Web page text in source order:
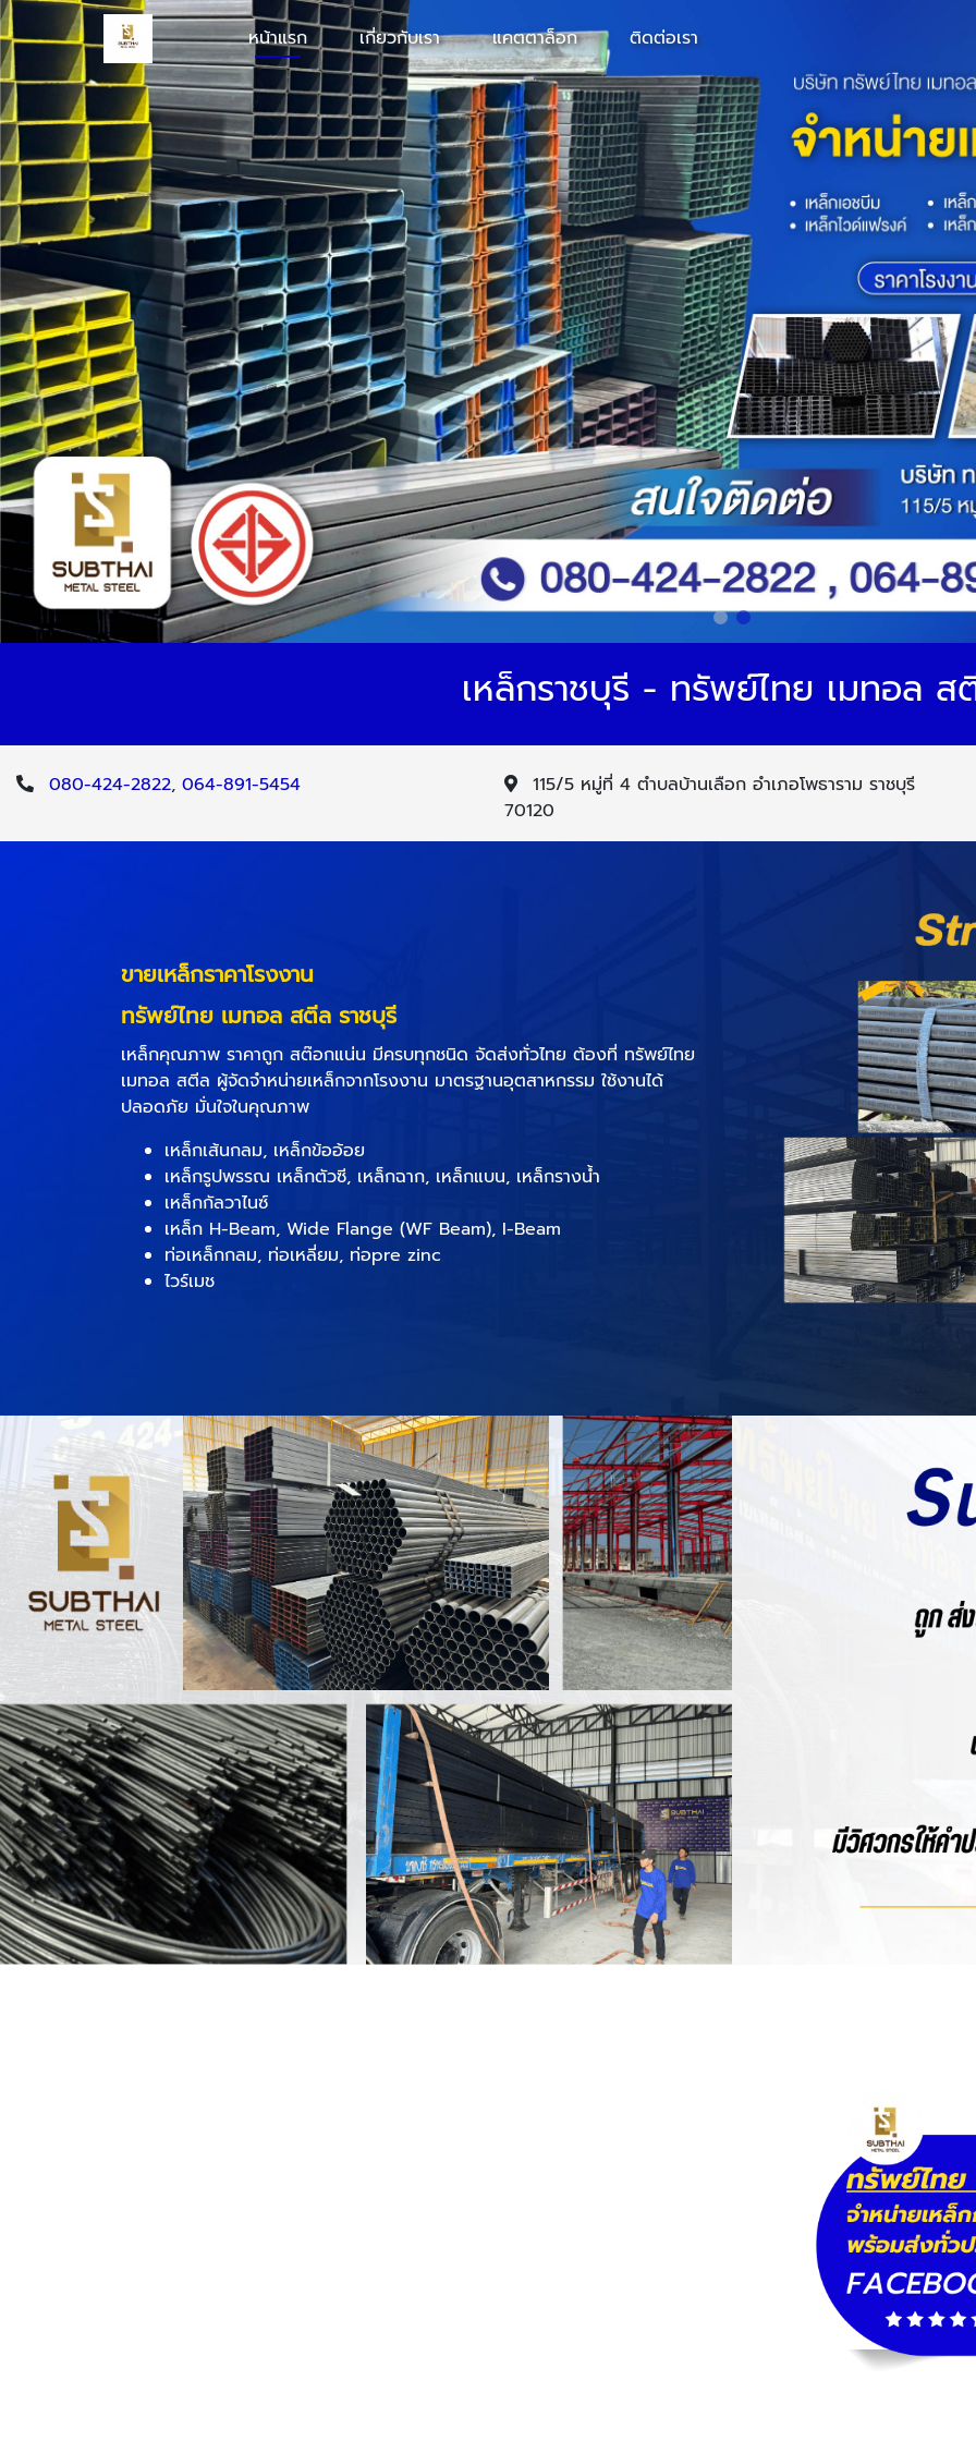
หน้าแรก เกี่ยวกับเรา แคตตาล็อก ติดต่อเรา
เหล็กราชบุรี - ทรัพย์ไทย เมทอล ส
080-424-2822, 064-891-5454
115/5 หมู่ที่ 4 ตำบลบ้านเลือก อำเภอโพธาราม ราชบุรี
70120
ขายเหล็กราคาโรงงาน
ทรัพย์ไทย เมทอล สตีล ราชบุรี
เหล็กคุณภาพ ราคาถูก สต๊อกแน่น มีครบทุกชนิด จัดส่งทั่วไทย ต้องที่ ทรัพย์ไทย
เมทอล สตีล ผู้จัดจำหน่ายเหล็กจากโรงงาน มาตรฐานอุตสาหกรรม ใช้งานได้
ปลอดภัย มั่นใจในคุณภาพ
เหล็กเส้นกลม, เหล็กข้ออ้อย
เหล็กรูปพรรณ เหล็กตัวซี, เหล็กฉาก, เหล็กแบน, เหล็กรางน้ำ
เหล็กกัลวาไนซ์
เหล็ก H-Beam, Wide Flange (WF Beam), I-Beam
ท่อเหล็กกลม, ท่อเหลี่ยม, ท่อpre zinc
ไวร์เมช